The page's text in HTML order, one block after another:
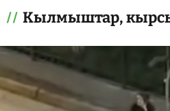
Кылмыштар,